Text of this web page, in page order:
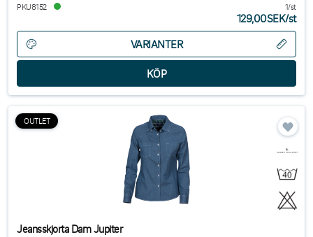
PKU8152 1/st
129,00SEK/st
VARIANTER
OUTLET
Jeansskjorta Dam Jupiter